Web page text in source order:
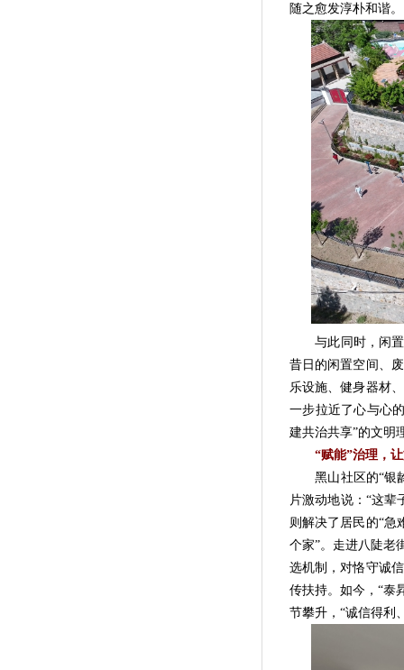
随之愈发淳朴和谐。
与此同时，闲置
昔日的闲置空间、
乐设施、健身器材
一步拉近了心与心
建共治共享”的文明
“赋能”治理，
黑山社区的“银龄
片激动地说：“这辈
则解决了居民的“急
个家”。走进八陡老
选机制，对恪守诚
传扶持。如今，“泰
节攀升，“诚信得利